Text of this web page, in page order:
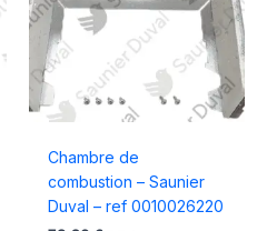
Chambre de
combustion – Saunier
Duval – ref 0010026220